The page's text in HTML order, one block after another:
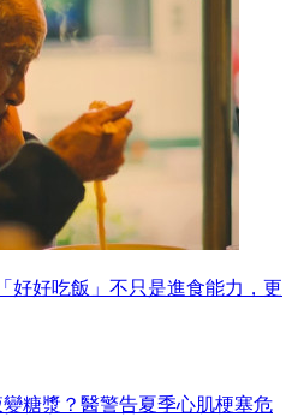
好好吃飯」不只是進食能力，更
糖漿？醫警告夏季心肌梗塞危